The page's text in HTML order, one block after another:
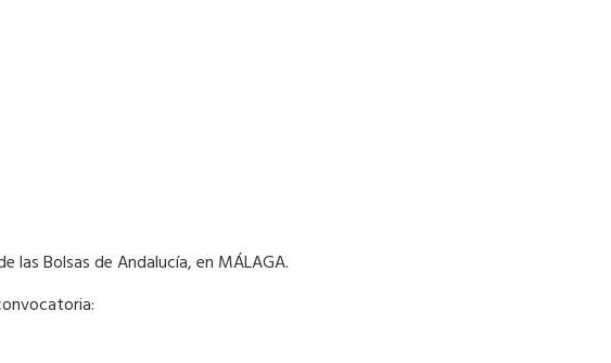
Bolsas de Andalucía, en MÁLAGA.